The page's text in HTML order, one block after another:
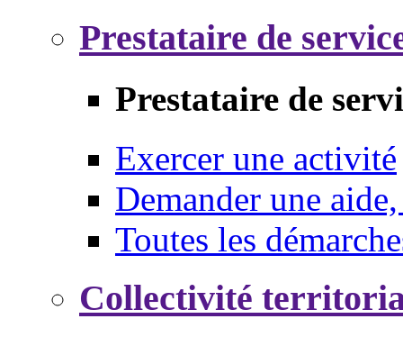
Prestataire de
Prestataire de
Exercer une activité
Demander une
Toutes les
Collectivité